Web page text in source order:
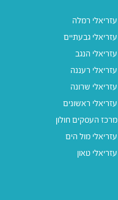
עזריאלי רמלה
עזריאלי גבעתיים
עזריאלי הנגב
עזריאלי רעננה
עזריאלי שרונה
עזריאלי ראשונים
מרכז העסקים חולון
עזריאלי מול הים
עזריאלי טאון